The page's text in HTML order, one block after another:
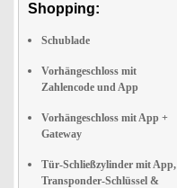
Shopping:
Schublade
Vorhängeschloss mit
Zahlencode und App
Vorhängeschloss mit App +
Gateway
Tür-Schließzylinder mit App,
Transponder-Schlüssel &